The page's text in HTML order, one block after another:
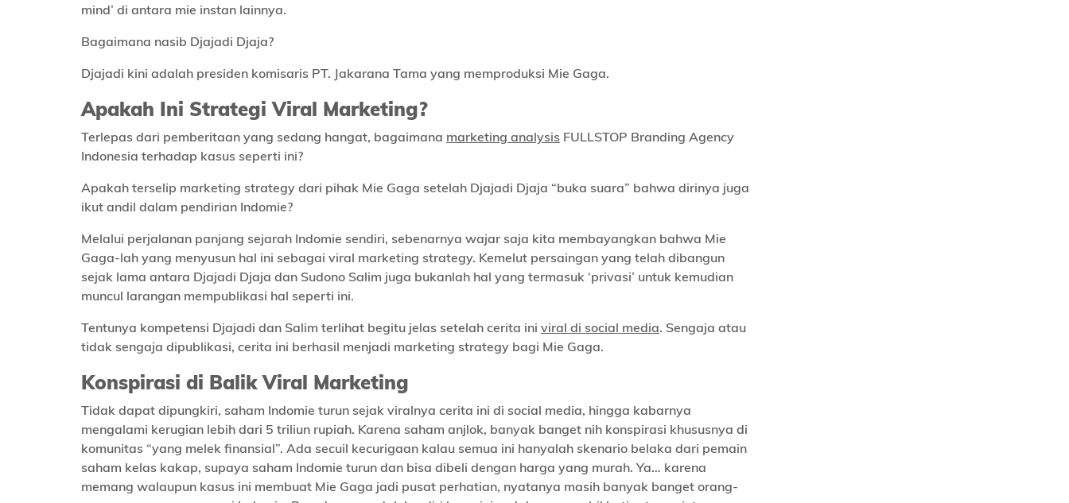
mind’ di antara mie instan lainnya.
Bagaimana nasib Djajadi Djaja?
Djajadi kini adalah presiden komisaris PT. Jakarana Tama yang memproduksi Mie Gaga.
Apakah Ini Strategi Viral Marketing?
Terlepas dari pemberitaan yang sedang hangat, bagaimana marketing analysis FULLSTOP Branding Agency
Indonesia terhadap kasus seperti ini?
Apakah terselip marketing strategy dari pihak Mie Gaga setelah Djajadi Djaja “buka suara” bahwa dirinya juga
ikut andil dalam pendirian Indomie?
Melalui perjalanan panjang sejarah Indomie sendiri, sebenarnya wajar saja kita membayangkan bahwa Mie
Gaga-lah yang menyusun hal ini sebagai viral marketing strategy. Kemelut persaingan yang telah dibangun
sejak lama antara Djajadi Djaja dan Sudono Salim juga bukanlah hal yang termasuk ‘privasi’ untuk kemudian
muncul larangan mempublikasi hal seperti ini.
Tentunya kompetensi Djajadi dan Salim terlihat begitu jelas setelah cerita ini viral di social media. Sengaja atau
tidak sengaja dipublikasi, cerita ini berhasil menjadi marketing strategy bagi Mie Gaga.
Konspirasi di Balik Viral Marketing
Tidak dapat dipungkiri, saham Indomie turun sejak viralnya cerita ini di social media, hingga kabarnya
mengalami kerugian lebih dari 5 triliun rupiah. Karena saham anjlok, banyak banget nih konspirasi khususnya di
komunitas “yang melek finansial”. Ada secuil kecurigaan kalau semua ini hanyalah skenario belaka dari pemain
saham kelas kakap, supaya saham Indomie turun dan bisa dibeli dengan harga yang murah. Ya… karena
memang walaupun kasus ini membuat Mie Gaga jadi pusat perhatian, nyatanya masih banyak banget orang-